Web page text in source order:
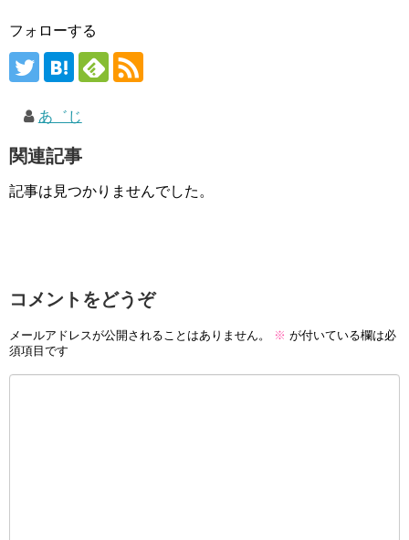
フォローする
あ゛じ
関連記事
記事は見つかりませんでした。
コメントをどうぞ
メールアドレスが公開されることはありません。 ※ が付いている欄は必
須項目です